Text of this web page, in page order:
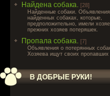
Найдена собака. [28]
Найденные собаки.
найденных собаках, которые,
предположительно, имели
прежних хозяев потеряшек.
Пропала собака. [7]
Объявления о потерянных
Хозяева ищут своих пропавших
В ДОБРЫЕ РУКИ!